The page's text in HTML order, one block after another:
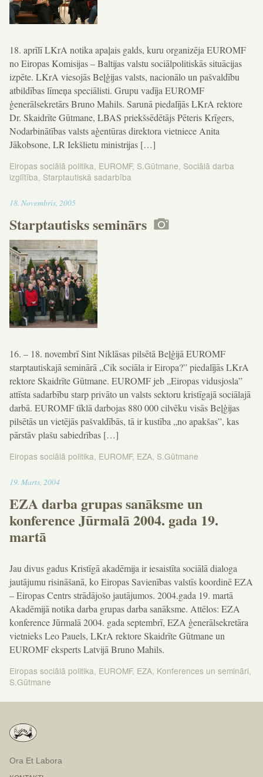
18. aprīlī LKrA notika apaļais galds, kuru organizēja EUROMF
no Eiropas Komisijas – Baltijas valstu sociālpolitiskās situācijas
izpēte. LKrA viesojās Beļģijas valsts, nacionālo un pašvaldību
atbildības līmeņa speciālisti. Grupu vadīja EUROMF
ģenerālsekretārs Bruno Mahils. Sarunā piedalījās LKrA rektore
Dr. Skaidrīte Gūtmane, LBAS priekšsēdētājs Pēteris Krīgers,
Nodarbinātības valsts aģentūras direktora vietniece Anita
Jākobsone, LR Iekšlietu ministrijas […]
Eiropas sociālā politika, EUROMF, S.Gūtmane, Sociālā darba
izglītība, Starptautiskā sadarbība
18. Novembris, 200510:42
Starptautisks seminārs
16. – 18. novembrī Sint Niklāsas pilsētā Beļģijā EUROMF
starptautiskajā seminārā „Cik sociāla ir Eiropa?” piedalījās LKrA
rektore Skaidrīte Gūtmane. EUROMF jeb „Eiropas vidusjosla”
attīsta sadarbību starp privāto un valsts sektoru kristīgajā sociālajā
darbā. EUROMF tīklā darbojas 880 000 cilvēku visās Beļģijas
pilsētās un vietējās pašvaldībās, tā ir kustība „no apakšas”, kas
pārstāv plašu sabiedrības […]
Eiropas sociālā politika, EUROMF, EZA, S.Gūtmane
19. Marts, 200418:28
EZA darba grupas sanāksme un
konference Jūrmalā 2004. gada 19.
martā
Jau divus gadus Kristīgā akadēmija ir iesaistīta sociālā dialoga
jautājumu risināšanā, ko Eiropas Savienības valstīs koordinē EZA
– Eiropas Centrs strādājošo jautājumos. 2004.gada 19. martā
Akadēmijā notika darba grupas darba sanāksme. Attēlos: EZA
konference Jūrmalā 2004. gada septembrī, EZA ģenerālsekretāra
vietnieks Leo Pauels, LKrA rektore Skaidrīte Gūtmane un
EUROMF eksperts Latvijā Bruno Mahils.
Eiropas sociālā politika, EUROMF, EZA, Konferences un semināri,
S.Gūtmane
Ora Et Labora